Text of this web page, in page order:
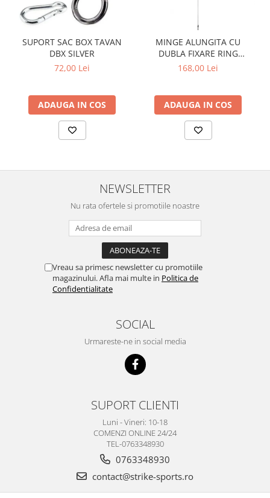
SUPORT SAC BOX TAVAN
DBX SILVER
72,00 Lei
ADAUGA IN COS
MINGE ALUNGITA CU
DUBLA FIXARE RING
SUPERSPEED
168,00 Lei
ADAUGA IN COS
NEWSLETTER
Nu rata ofertele si promotiile noastre
Vreau sa primesc newsletter cu promotiile
magazinului. Afla mai multe in Politica de
Confidentialitate
SOCIAL
Urmareste-ne in social media
SUPORT CLIENTI
Luni - Vineri: 10-18
COMENZI ONLINE 24/24
TEL-0763348930
0763348930
contact@strike-sports.ro